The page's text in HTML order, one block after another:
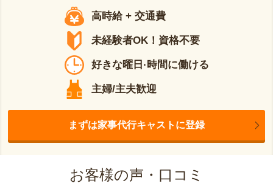
高時給 + 交通費
未経験者OK！資格不要
好きな曜日·時間に働ける
主婦/主夫歓迎
まずは家事代行キャストに登録
お客様の声・口コミ